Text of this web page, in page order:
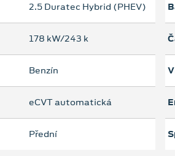
2.5 Duratec Hybrid (PHEV)
178 kW/243 k
Benzín
eCVT automatická
Přední